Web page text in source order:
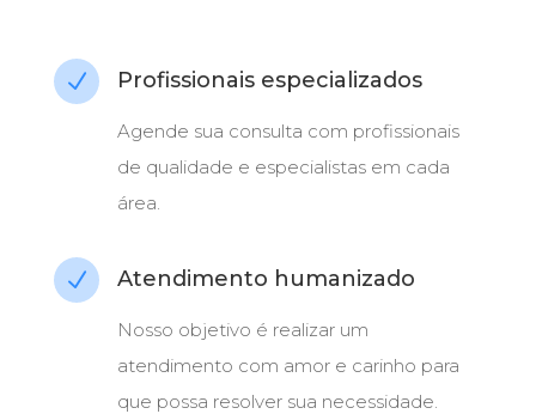
N Profissionais especializados
Agende sua consulta com profissionais
de qualidade e especialistas em cada
área.
N Atendimento humanizado
Nosso objetivo é realizar um
atendimento com amor e carinho para
que possa resolver sua necessidade.